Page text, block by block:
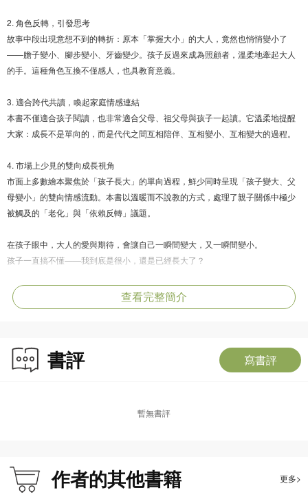
2. 角色反轉，引發思考
故事中段出現意想不到的轉折：原本「掌握大小」的大人，竟然也悄悄變小了
——膽子變小、腳步變小、牙齒變少。孩子反過來成為照顧者，溫柔地牽起大人
的手。這種角色互換不僅感人，也具教育意義。
3. 適合跨代共讀，喚起家庭情感連結
本書不僅適合孩子閱讀，也非常適合父母、祖父母與孩子一起讀。它溫柔地提醒
大家：成長不是單向的，而是代代之間互相陪伴、互相變小、互相變大的過程。
4. 市場上少見的雙向成長視角
市面上多數繪本聚焦於「孩子長大」的單向過程，鮮少同時呈現「孩子變大、父
母變小」的雙向情感流動。本書以溫暖而不說教的方式，處理了親子關係中極少
被觸及的「老化」與「依賴反轉」議題。
在孩子眼中，大人的愛與期待，會讓自己一瞬間變大，又一瞬間變小。
孩子一直搞不懂——我到底是很小，還是已經長大了？
腳步變小了，膽子變小了，連牙齒也變少了。
原來，我們的每一分長大，都伴隨着他們的一分變小。
查看完整簡介
書評 寫書評
暫無書評
作者的其他書籍 更多>